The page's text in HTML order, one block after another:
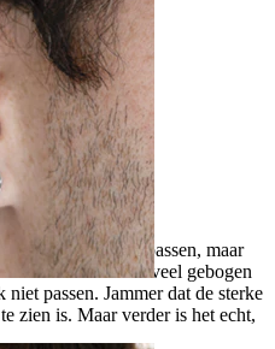
om in de snug te passen, maar
ik me dat het te veel gebogen
passen. Jammer dat de sterke
zien is. Maar verder is het echt,